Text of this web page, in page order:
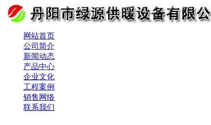
网站首页
公司简介
新闻动态
产品中心
企业文化
工程案例
销售网络
联系我们